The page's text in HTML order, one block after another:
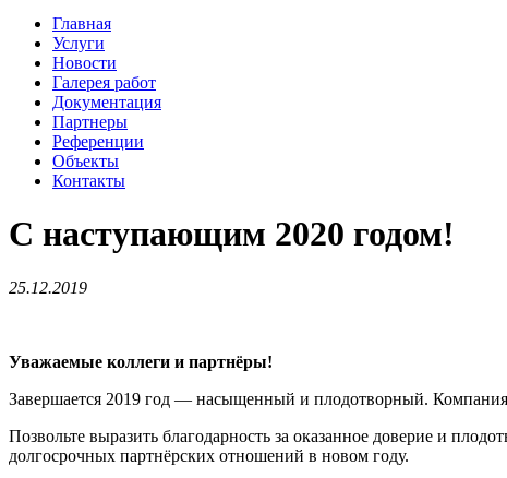
Главная
Услуги
Новости
Галерея работ
Документация
Партнеры
Референции
Объекты
Контакты
C наступающим 2020 годом!
25.12.2019
Уважаемые коллеги и партнёры!
Завершается 2019 год — насыщенный и плодотворный.
Позвольте выразить благодарность за оказанное доверие и
долгосрочных партнёрских отношений в новом году.